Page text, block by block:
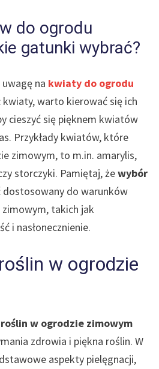
do ogrodu
gatunki wybrać?
na kwiaty do ogrodu
kwiaty, warto kierować się ich
cieszyć się pięknem kwiatów
Przykłady kwiatów, które
zimowym, to m.in. amarylis,
storczyki. Pamiętaj, żewybór
dostosowany do warunków
takich jak
i nasłonecznienie.
w ogrodzie
w ogrodzie zimowym
zdrowia i piękna roślin. W
aspekty pielęgnacji,